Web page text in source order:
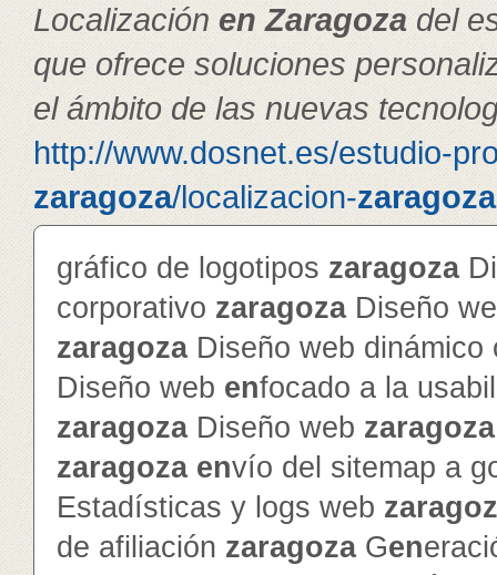
Localización en Zaragozadel
que ofrece soluciones
el ámbito de las nuevas
http://www.dosnet.es/estudio-
zaragoza/localizacion-zaragoza
gráfico de logotipos zaragoza
corporativo zaragozaDiseño
zaragozaDiseño web
Diseño web enfocado a la
zaragozaDiseño web zaragoza
zaragoza envío del sitemap a
Estadísticas y logs web
de afiliación zaragozaGen